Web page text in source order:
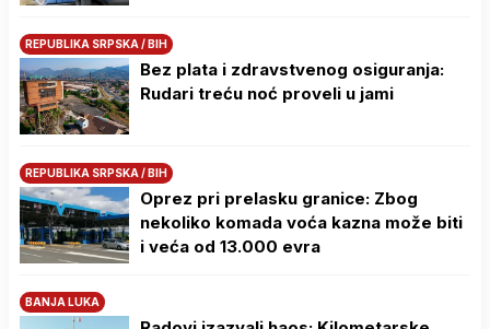
REPUBLIKA SRPSKA / BIH
Bez plata i zdravstvenog osiguranja:
Rudari treću noć proveli u jami
REPUBLIKA SRPSKA / BIH
Oprez pri prelasku granice: Zbog
nekoliko komada voća kazna može biti
i veća od 13.000 evra
BANJA LUKA